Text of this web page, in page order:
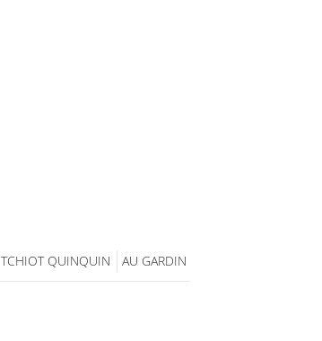
TCHIOT QUINQUIN AU GARDIN